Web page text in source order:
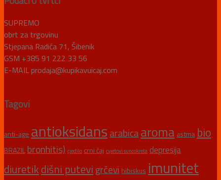
SUPREMO
obrt za trgovinu
Stjepana Radića 71, Šibenik
GSM +385 91 222 33 56
E-MAIL prodaja@kupikavuicaj.com
Tagovi
anti-age antioksidans arabicaaroma astma bio
BRAZIL bronhitis) cjedilo crni čaj cvjetovi suncokreta depresija
diuretikdišni putevi grčevi hibiskus imunitet